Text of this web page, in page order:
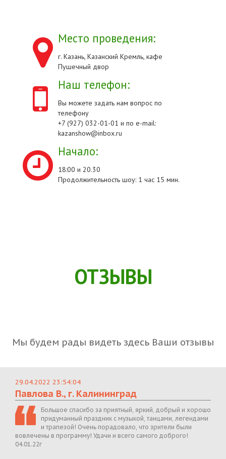
Место проведения:
г. Казань, Казанский Кремль, кафе
Пушечный двор
Наш телефон:
Вы можете задать нам вопрос по
телефону
+7 (927) 032-01-01 и по e-mail:
kazanshow@inbox.ru
Начало:
18:00 и 20.30
Продолжительность шоу: 1 час 15 мин.
ОТЗЫВЫ
Мы будем рады видеть здесь Ваши отзывы
29.04.2022 23:54:04
Павлова В., г. Калининград
Большое спасибо за приятный, яркий, добрый и хорошо
придуманный праздник с музыкой, танцами, легендами
и трапезой! Очень порадовало, что зрители были
вовлечены в программу! Удачи и всего самого доброго!
04.01.22г